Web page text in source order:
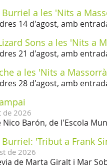
a les 'Nits a
14 d'agost, amb
Sons a les 'Nits a
21 d'agost, amb
a les 'Nits a
28 d'agost, amb
de 2026
Barón, de l'Escola
'Tribut a Frank
de 2026
de Marta Giralt i Mar